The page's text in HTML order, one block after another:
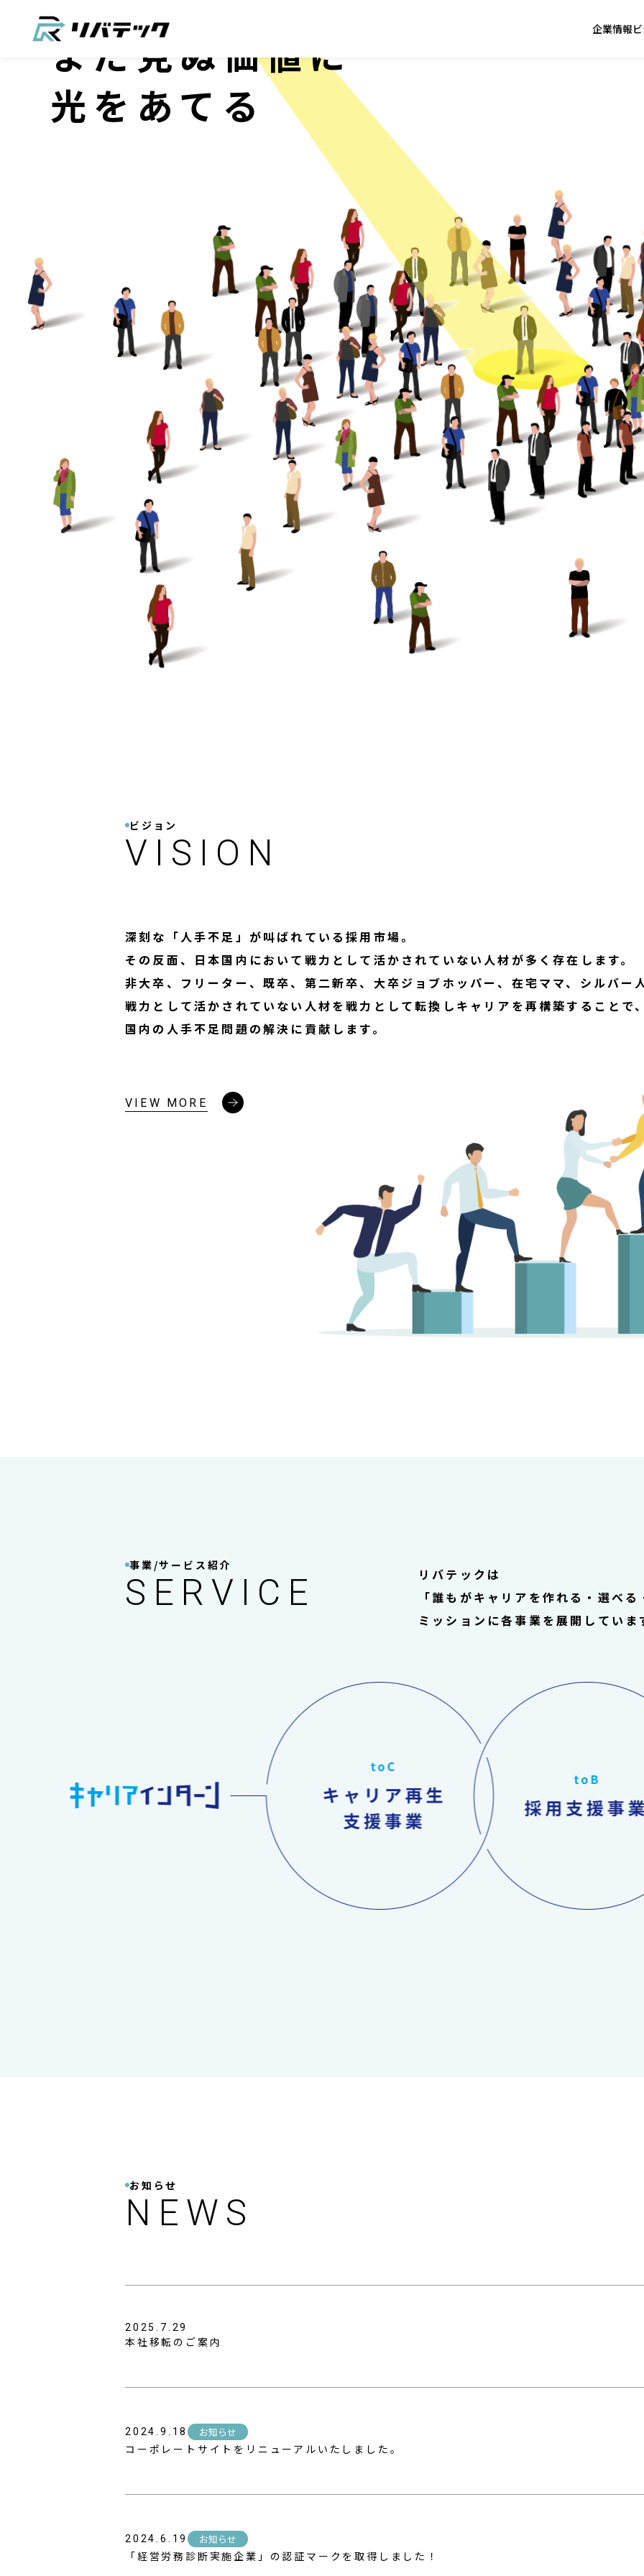
企業情報
まだ見ぬ価値に
光をあてる
ビジョン
VISION
深刻な「人手不足」が叫ばれている採用市場。
その反面、日本国内において戦力として活かされていない人材が多く存在します。
非大卒、フリーター、既卒、第二新卒、大卒ジョブホッパー、在宅ママ、シルバー
戦力として活かされていない人材を戦力として転換しキャリアを再構築することで
国内の人手不足問題の解決に貢献します。
VIEW MORE
事業/サービス紹介
SERVICE
リバテックは
「誰もがキャリアを作れる・選べ
ミッションに各事業を展開していま
お知らせ
NEWS
2025.7.29
本社移転のご案内
2024.9.18 お知らせ
コーポレートサイトをリニューアルいたしました。
2024.6.19 お知らせ
「経営労務診断実施企業」の認証マークを取得しました！